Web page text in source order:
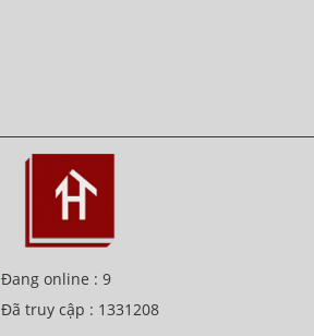
Đang online : 9
Đã truy cập : 1331208